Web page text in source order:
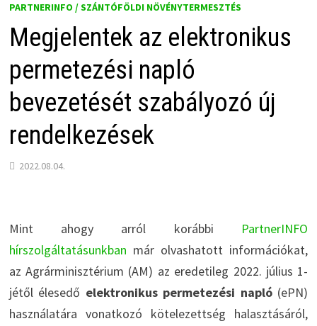
PARTNERINFO / SZÁNTÓFÖLDI NÖVÉNYTERMESZTÉS
Megjelentek az elektronikus
permetezési napló
bevezetését szabályozó új
rendelkezések
2022.08.04.
Mint ahogy arról korábbi PartnerINFO
hírszolgáltatásunkban már olvashatott információkat,
az Agrárminisztérium (AM) az eredetileg 2022. július 1-
jétől élesedő elektronikus permetezési napló(ePN)
használatára vonatkozó kötelezettség halasztásáról,